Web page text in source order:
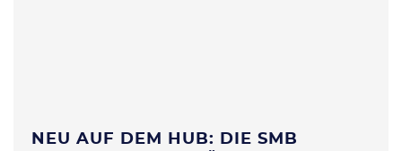
NEU AUF DEM HUB: DIE SMB